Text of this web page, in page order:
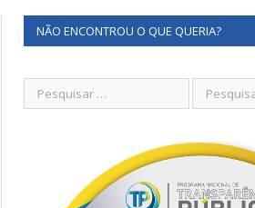
NÃO ENCONTROU O QUE QUERIA?